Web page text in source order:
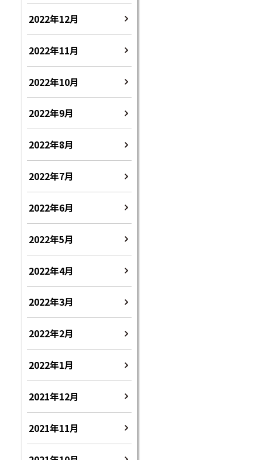
2022年12月
2022年11月
2022年10月
2022年9月
2022年8月
2022年7月
2022年6月
2022年5月
2022年4月
2022年3月
2022年2月
2022年1月
2021年12月
2021年11月